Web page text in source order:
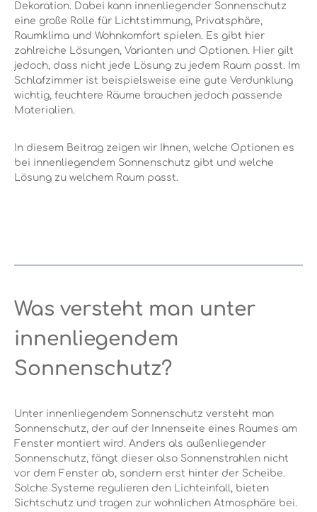
Dekoration. Dabei kann innenliegender Sonnenschutz
eine große Rolle für Lichtstimmung, Privatsphäre,
Raumklima und Wohnkomfort spielen. Es gibt hier
zahlreiche Lösungen, Varianten und Optionen. Hier gilt
jedoch, dass nicht jede Lösung zu jedem Raum passt. Im
Schlafzimmer ist beispielsweise eine gute Verdunklung
wichtig, feuchtere Räume brauchen jedoch passende
Materialien.
In diesem Beitrag zeigen wir Ihnen, welche Optionen es
bei innenliegendem Sonnenschutz gibt und welche
Lösung zu welchem Raum passt.
Was versteht man unter
innenliegendem
Sonnenschutz?
Unter innenliegendem Sonnenschutz versteht man
Sonnenschutz, der auf der Innenseite eines Raumes am
Fenster montiert wird. Anders als außenliegender
Sonnenschutz, fängt dieser also Sonnenstrahlen nicht
vor dem Fenster ab, sondern erst hinter der Scheibe.
Solche Systeme regulieren den Lichteinfall, bieten
Sichtschutz und tragen zur wohnlichen Atmosphäre bei.